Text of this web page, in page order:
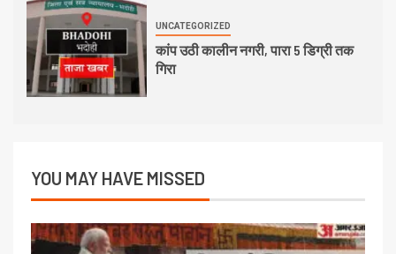
UNCATEGORIZED
कांप उठी कालीन नगरी, पारा 5 डिग्री तक
गिरा
YOU MAY HAVE MISSED